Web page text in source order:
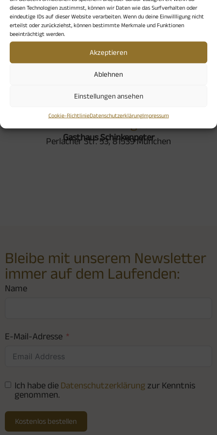
diesen Technologien zustimmst, können wir Daten wie das Surfverhalten oder
eindeutige IDs auf dieser Website verarbeiten. Wenn du deine Einwillligung nicht
erteilst oder zurückziehst, können bestimmte Merkmale und Funktionen
beeinträchtigt werden.
Akzeptieren
Ablehnen
Einstellungen ansehen
Cookie-RichtlinieDatenschutzerklärungImpressum
und qualifizierte Pilgerbegleiterin
Nur mit Anmeldung direkt bei Barbara Massion:
b.massion@mnet-online.de
Veranstaltungsort
Gasthaus Schinkenpeter
Perlacher Str. 53, 81539 München
Bleibe mit unserem Newsletter
immer auf dem Laufenden:
Name
E-Mail-Adresse
Ich habe die Datenschutzerklärung zur Kenntnis
genommen.
Kostenlos bestellen